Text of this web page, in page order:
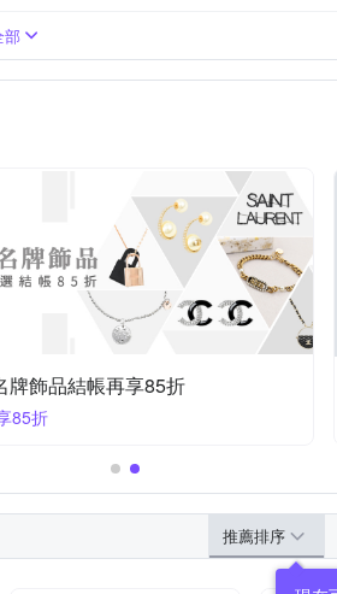
部
牌飾品結帳再享85折
85折
推薦排序